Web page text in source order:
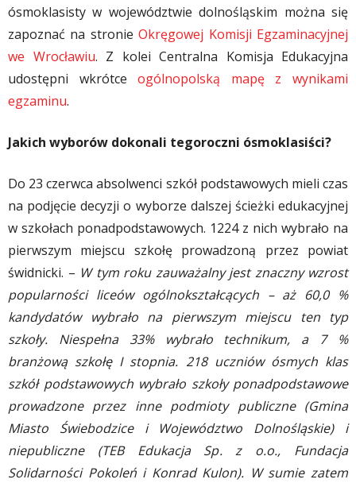
ósmoklasisty w województwie dolnośląskim można się
zapoznać na stronieOkręgowej Komisji Egzaminacyjnej
we Wrocławiu. Z kolei Centralna Komisja Edukacyjna
udostępni wkrótceogólnopolską mapę z wynikami
egzaminu.
Jakich wyborów dokonali tegoroczni ósmoklasiści?
Do 23 czerwca absolwenci szkół podstawowych mieli czas
na podjęcie decyzji o wyborze dalszej ścieżki edukacyjnej
w szkołach ponadpodstawowych. 1224 z nich wybrało na
pierwszym miejscu szkołę prowadzoną przez powiat
świdnicki. – W tym roku zauważalny jest znaczny wzrost
popularności liceów ogólnokształcących – aż 60,0 %
kandydatów wybrało na pierwszym miejscu ten typ
szkoły. Niespełna 33% wybrało technikum, a 7 %
branżową szkołę I stopnia. 218 uczniów ósmych klas
szkół podstawowych wybrało szkoły ponadpodstawowe
prowadzone przez inne podmioty publiczne (Gmina
Miasto Świebodzice i Województwo Dolnośląskie) i
niepubliczne (TEB Edukacja Sp. z o.o., Fundacja
Solidarności Pokoleń i Konrad Kulon). W sumie zatem